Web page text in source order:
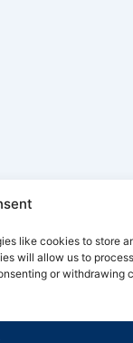
like cookies to store
will allow us to
or withdrawing